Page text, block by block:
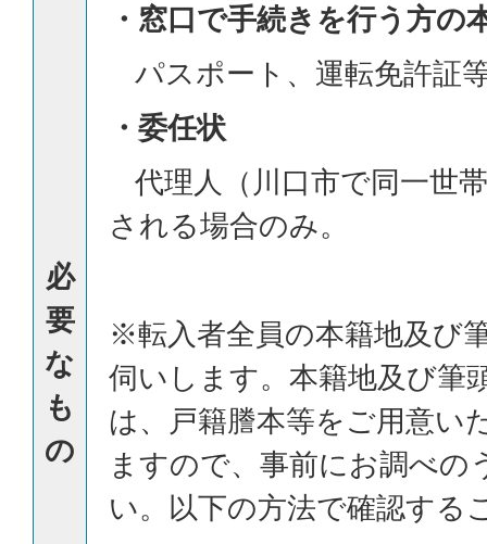
必
要
な
も
の
・窓口で手続きを行う方の
パスポート、運転免許証
・委任状
代理人（川口市で同一世
される場合のみ。
※転入者全員の本籍地及び
伺いします。本籍地及び筆
は、戸籍謄本等をご用意い
ますので、事前にお調べの
い。以下の方法で確認する